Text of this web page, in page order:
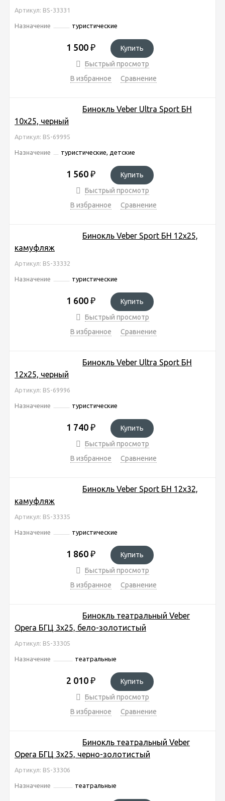
Артикул: BS-33331
Назначение туристические
1 500 ₽
Купить
Быстрый просмотр
В избранное
Сравнение
Бинокль Veber Ultra Sport БН
10x25, черный
Артикул: BS-69995
Назначение туристические, детские
1 560 ₽
Купить
Быстрый просмотр
В избранное
Сравнение
Бинокль Veber Sport БН 12x25,
камуфляж
Артикул: BS-33332
Назначение туристические
1 600 ₽
Купить
Быстрый просмотр
В избранное
Сравнение
Бинокль Veber Ultra Sport БН
12x25, черный
Артикул: BS-69996
Назначение туристические
1 740 ₽
Купить
Быстрый просмотр
В избранное
Сравнение
Бинокль Veber Sport БН 12x32,
камуфляж
Артикул: BS-33335
Назначение туристические
1 860 ₽
Купить
Быстрый просмотр
В избранное
Сравнение
Бинокль театральный Veber
Opera БГЦ 3x25, бело-золотистый
Артикул: BS-33305
Назначение театральные
2 010 ₽
Купить
Быстрый просмотр
В избранное
Сравнение
Бинокль театральный Veber
Opera БГЦ 3x25, черно-золотистый
Артикул: BS-33306
Назначение театральные